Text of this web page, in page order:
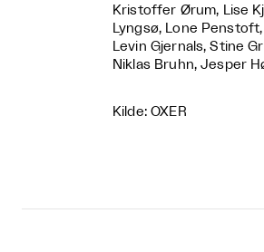
Kristoffer Ørum, Lise
Lyngsø, Lone
Levin Gjernals, Stine
Niklas Bruhn, Jesper
Kilde: OXER